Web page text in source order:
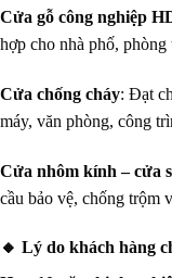
Cửa chống cháy: Đạt
máy, văn phòng, công
Cửa nhôm kính – cửa
cầu bảo vệ, chống trộm
🔸 Lý do khách hàng
Hơn 10 năm kinh
Xưởng sản xuất riêng,